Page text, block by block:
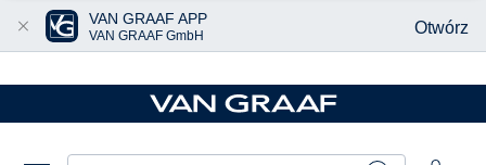
VAN GRAAF APP
VAN GRAAF GmbH Otwórz